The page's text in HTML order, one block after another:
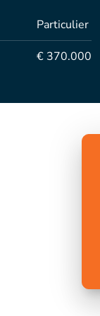
Particulier
€ 370.000